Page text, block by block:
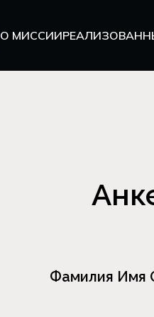
О МИССИИ
Фамилия Имя